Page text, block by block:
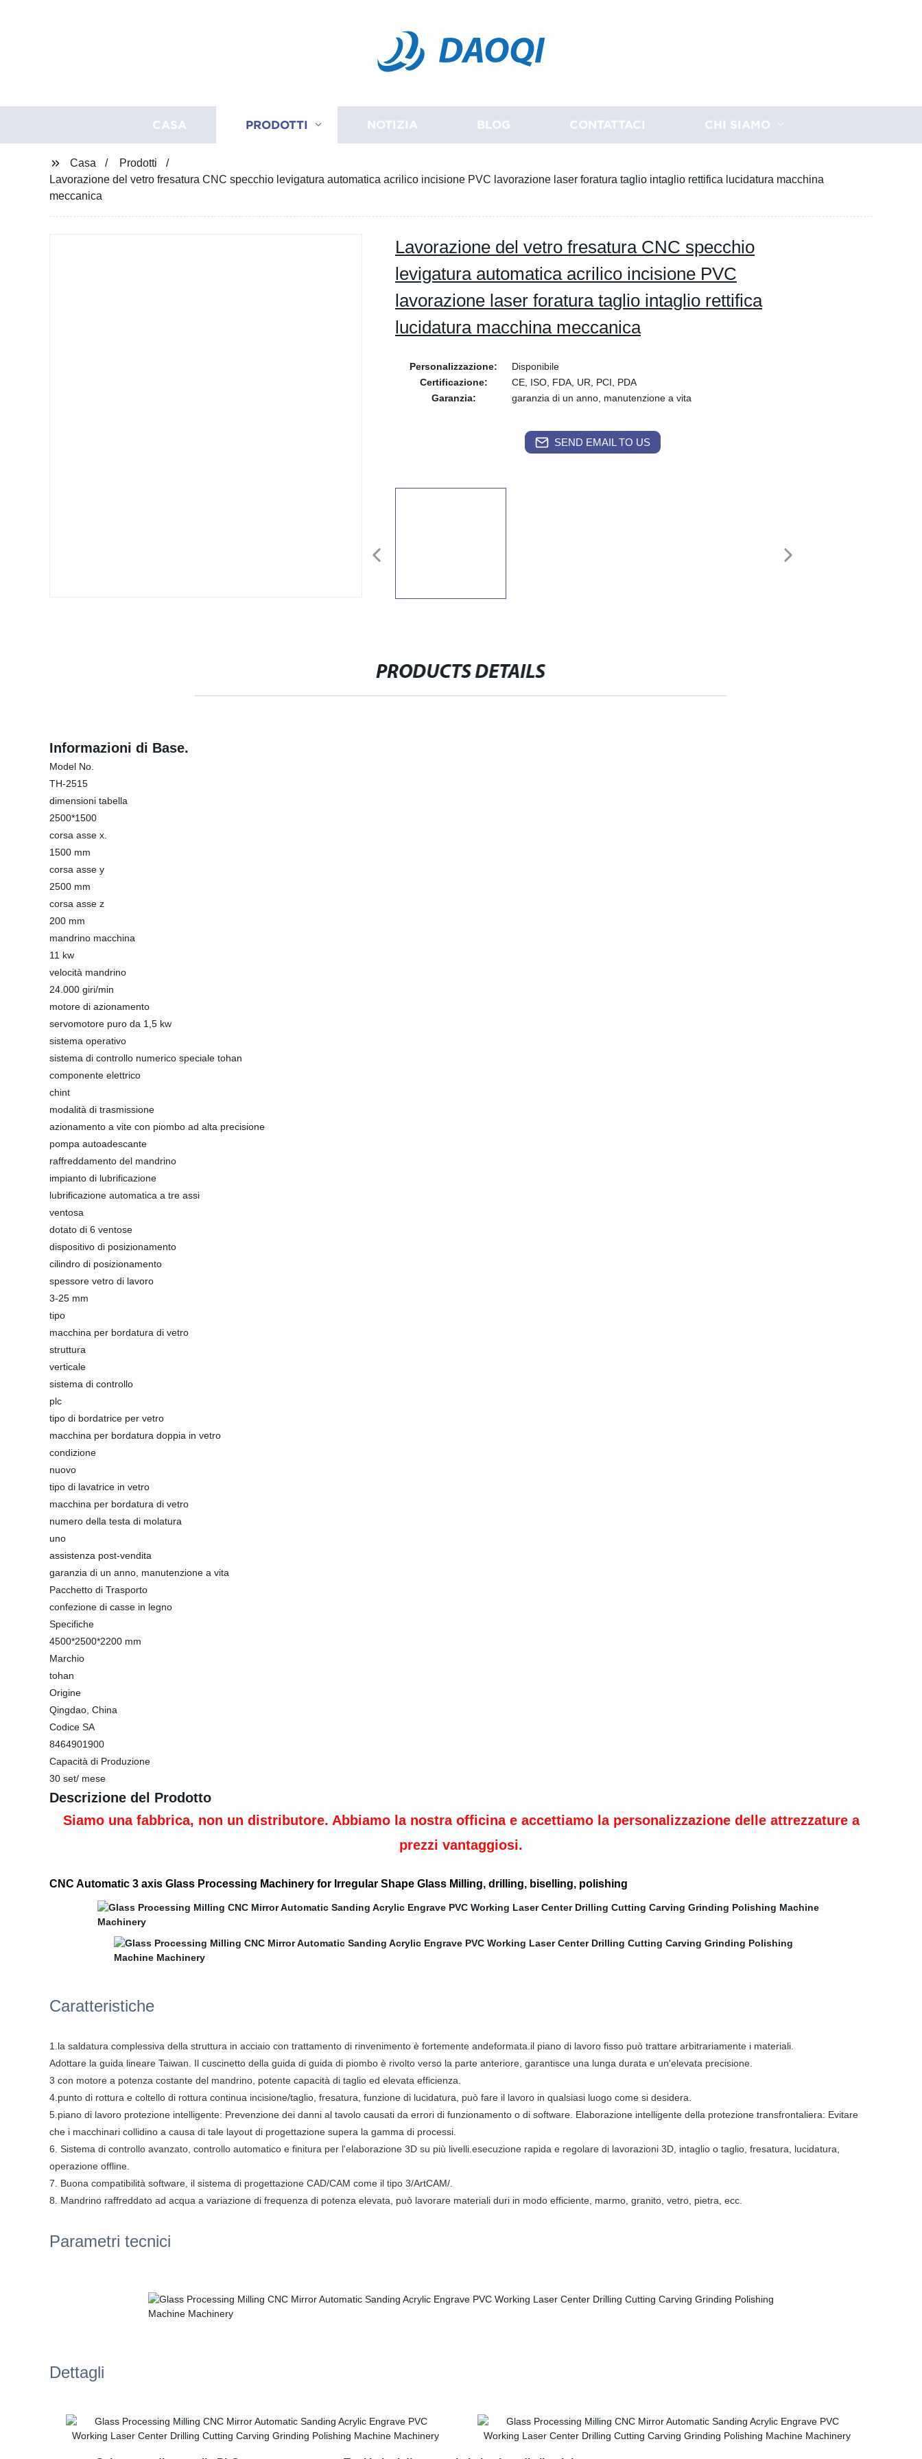
DAOQI
CASA PRODOTTI NOTIZIA BLOG CONTATTACI CHI SIAMO
Casa
Prodotti
Lavorazione del vetro fresatura CNC specchio levigatura automatica acrilico incisione PVC lavorazione laser foratura taglio intaglio rettifica lucidatura macchina
meccanica
Lavorazione del vetro fresatura CNC specchio
levigatura automatica acrilico incisione PVC
lavorazione laser foratura taglio intaglio rettifica
lucidatura macchina meccanica
Personalizzazione:
Disponibile
Certificazione:
CE, ISO, FDA, UR, PCI, PDA
Garanzia:
garanzia di un anno, manutenzione a vita
SEND EMAIL TO US
PRODUCTS DETAILS
Informazioni di Base.
Model No.
TH-2515
dimensioni tabella
2500*1500
corsa asse x.
1500 mm
corsa asse y
2500 mm
corsa asse z
200 mm
mandrino macchina
11 kw
velocità mandrino
24.000 giri/min
motore di azionamento
servomotore puro da 1,5 kw
sistema operativo
sistema di controllo numerico speciale tohan
componente elettrico
chint
modalità di trasmissione
azionamento a vite con piombo ad alta precisione
pompa autoadescante
raffreddamento del mandrino
impianto di lubrificazione
lubrificazione automatica a tre assi
ventosa
dotato di 6 ventose
dispositivo di posizionamento
cilindro di posizionamento
spessore vetro di lavoro
3-25 mm
tipo
macchina per bordatura di vetro
struttura
verticale
sistema di controllo
plc
tipo di bordatrice per vetro
macchina per bordatura doppia in vetro
condizione
nuovo
tipo di lavatrice in vetro
macchina per bordatura di vetro
numero della testa di molatura
uno
assistenza post-vendita
garanzia di un anno, manutenzione a vita
Pacchetto di Trasporto
confezione di casse in legno
Specifiche
4500*2500*2200 mm
Marchio
tohan
Origine
Qingdao, China
Codice SA
8464901900
Capacità di Produzione
30 set/ mese
Descrizione del Prodotto
Siamo una fabbrica, non un distributore. Abbiamo la nostra officina e accettiamo la personalizzazione delle attrezzature a
prezzi vantaggiosi.
CNC Automatic 3 axis Glass Processing Machinery for Irregular Shape Glass Milling, drilling, biselling, polishing
Caratteristiche
1.la saldatura complessiva della struttura in acciaio con trattamento di rinvenimento è fortemente andeformata.il piano di lavoro fisso può trattare arbitrariamente i materiali.
Adottare la guida lineare Taiwan. Il cuscinetto della guida di guida di piombo è rivolto verso la parte anteriore, garantisce una lunga durata e un'elevata precisione.
3 con motore a potenza costante del mandrino, potente capacità di taglio ed elevata efficienza.
4.punto di rottura e coltello di rottura continua incisione/taglio, fresatura, funzione di lucidatura, può fare il lavoro in qualsiasi luogo come si desidera.
5.piano di lavoro protezione intelligente: Prevenzione dei danni al tavolo causati da errori di funzionamento o di software. Elaborazione intelligente della protezione transfrontaliera: Evitare
che i macchinari collidino a causa di tale layout di progettazione supera la gamma di processi.
6. Sistema di controllo avanzato, controllo automatico e finitura per l'elaborazione 3D su più livelli.esecuzione rapida e regolare di lavorazioni 3D, intaglio o taglio, fresatura, lucidatura,
operazione offline.
7. Buona compatibilità software, il sistema di progettazione CAD/CAM come il tipo 3/ArtCAM/.
8. Mandrino raffreddato ad acqua a variazione di frequenza di potenza elevata, può lavorare materiali duri in modo efficiente, marmo, granito, vetro, pietra, ecc.
Parametri tecnici
Dettagli